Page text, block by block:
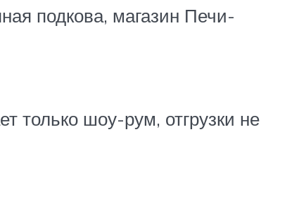
подкова, магазин Печи-
только шоу-рум, отгрузки не